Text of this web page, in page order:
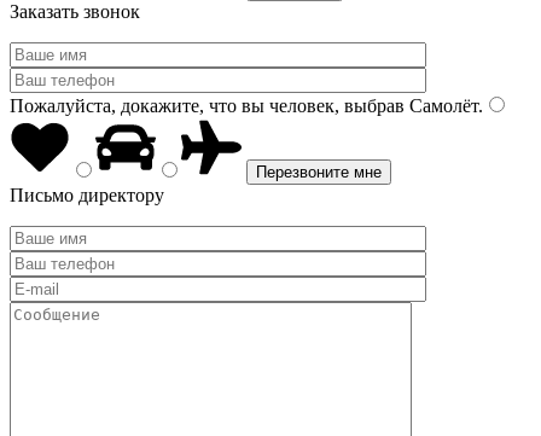
Заказать звонок
Пожалуйста, докажите, что вы человек, выбрав Самолёт.
Письмо директору